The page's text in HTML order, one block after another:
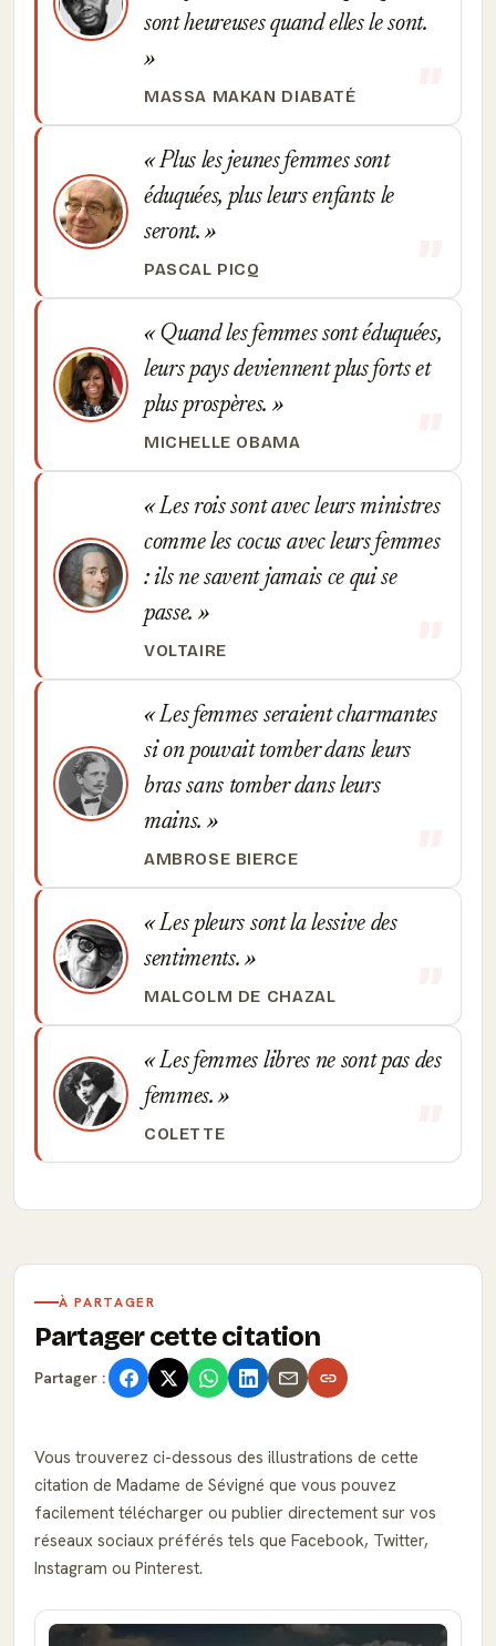
sont heureuses quand elles le sont.
MASSA MAKAN DIABATÉ
Plus les jeunes femmes sont
éduquées, plus leurs enfants le
seront.
PASCAL PICQ
Quand les femmes sont éduquées,
leurs pays deviennent plus forts et
plus prospères.
MICHELLE OBAMA
Les rois sont avec leurs ministres
comme les cocus avec leurs femmes
: ils ne savent jamais ce qui se
passe.
VOLTAIRE
Les femmes seraient charmantes
si on pouvait tomber dans leurs
bras sans tomber dans leurs
mains.
AMBROSE BIERCE
Les pleurs sont la lessive des
sentiments.
MALCOLM DE CHAZAL
Les femmes libres ne sont pas des
femmes.
COLETTE
À PARTAGER
Partager cette citation
Partager :
Vous trouverez ci-dessous des illustrations de cette
citation de Madame de Sévigné que vous pouvez
facilement télécharger ou publier directement sur vos
réseaux sociaux préférés tels que Facebook, Twitter,
Instagram ou Pinterest.